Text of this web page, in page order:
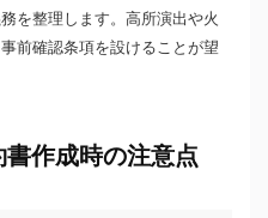
を整理します。高所演出や火
前確認条項を設けることが望
作成時の注意点